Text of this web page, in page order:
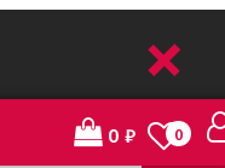
0
0 ₽
+